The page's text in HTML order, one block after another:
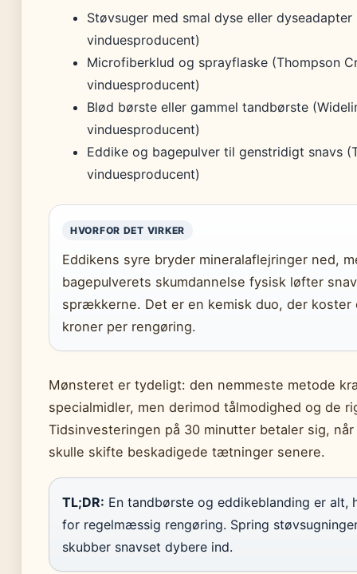
Støvsuger med smal dyse eller dyseadapter
vinduesproducent)
Microfiberklud og sprayflaske (Thompson
vinduesproducent)
Blød børste eller gammel tandbørste
vinduesproducent)
Eddike og bagepulver til genstridigt snavs
vinduesproducent)
HVORFOR DET VIRKER
Eddikens syre bryder mineralaflejringer ned,
bagepulverets skumdannelse fysisk løfter
sprækkerne. Det er en kemisk duo, der koster
kroner per rengøring.
Mønsteret er tydeligt: den nemmeste metode
specialmidler, men derimod tålmodighed og de
Tidsinvesteringen på 30 minutter betaler sig, når
skulle skifte beskadigede tætninger senere.
TL;DR: En tandbørste og eddikeblanding er alt,
for regelmæssig rengøring. Spring
skubber snavset dybere ind.